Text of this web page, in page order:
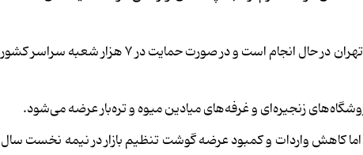
به گفته وی، در حال حاضر توزیع گوشت‌های وارداتی در استان‌های البرز و تهران در حال انجام است و در صورت حمایت در ۷ هزار شعبه سراسر کشور
زنجیره‌ای و غرفه‌های میادین میوه و تره‌بار عرضه می‌شود.
کاهش واردات و کمبود عرضه گوشت تنظیم بازار در نیمه نخست سال